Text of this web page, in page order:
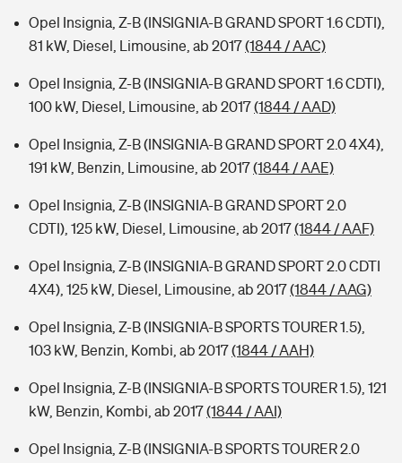
Opel Insignia, Z-B (INSIGNIA-B GRAND SPORT 1.6 CDTI),
81 kW, Diesel, Limousine, ab 2017(1844 / AAC)
Opel Insignia, Z-B (INSIGNIA-B GRAND SPORT 1.6 CDTI),
100 kW, Diesel, Limousine, ab 2017(1844 / AAD)
Opel Insignia, Z-B (INSIGNIA-B GRAND SPORT 2.0 4X4),
191 kW, Benzin, Limousine, ab 2017(1844 / AAE)
Opel Insignia, Z-B (INSIGNIA-B GRAND SPORT 2.0
CDTI), 125 kW, Diesel, Limousine, ab 2017(1844 / AAF)
Opel Insignia, Z-B (INSIGNIA-B GRAND SPORT 2.0 CDTI
4X4), 125 kW, Diesel, Limousine, ab 2017(1844 / AAG)
Opel Insignia, Z-B (INSIGNIA-B SPORTS TOURER 1.5),
103 kW, Benzin, Kombi, ab 2017(1844 / AAH)
Opel Insignia, Z-B (INSIGNIA-B SPORTS TOURER 1.5), 121
kW, Benzin, Kombi, ab 2017(1844 / AAI)
Opel Insignia, Z-B (INSIGNIA-B SPORTS TOURER 2.0